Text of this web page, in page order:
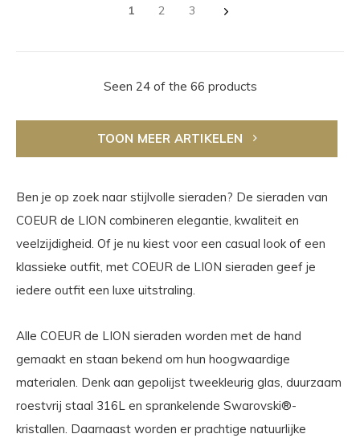
1 2 3
Seen 24 of the 66 products
TOON MEER ARTIKELEN
Ben je op zoek naar stijlvolle sieraden? De sieraden van
COEUR de LION combineren elegantie, kwaliteit en
veelzijdigheid. Of je nu kiest voor een casual look of een
klassieke outfit, met COEUR de LION sieraden geef je
iedere outfit een luxe uitstraling.
Alle COEUR de LION sieraden worden met de hand
gemaakt en staan bekend om hun hoogwaardige
materialen. Denk aan gepolijst tweekleurig glas, duurzaam
roestvrij staal 316L en sprankelende Swarovski®-
kristallen. Daarnaast worden er prachtige natuurlijke